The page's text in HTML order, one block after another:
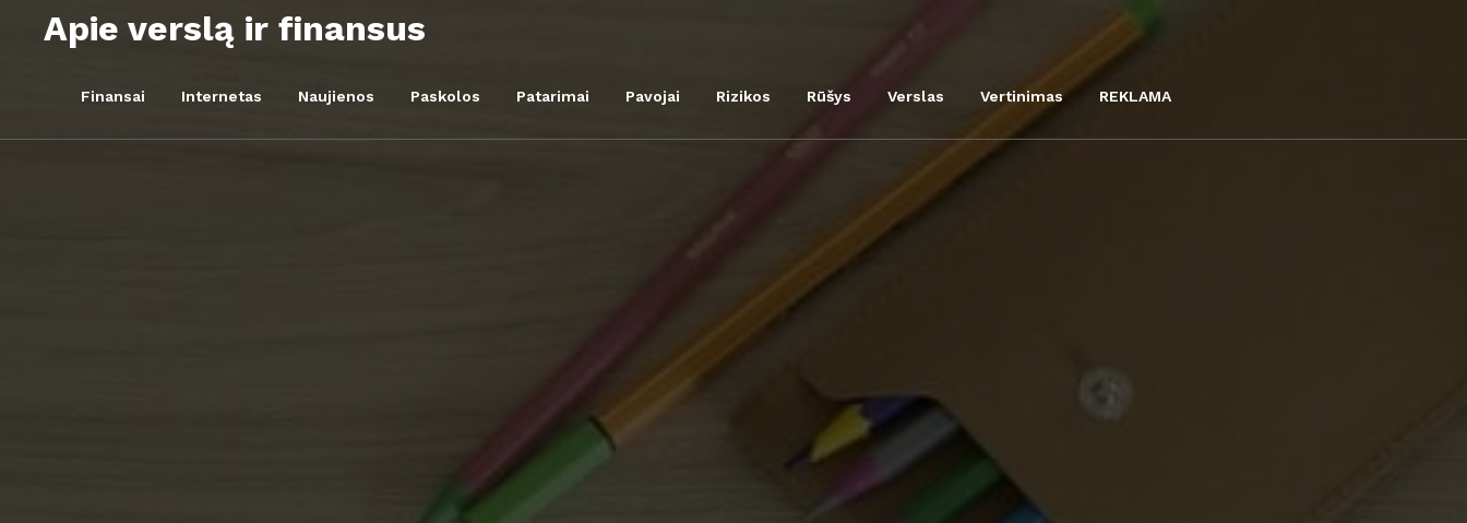
Apie verslą ir finansus
Finansai Internetas Naujienos Paskolos Patarimai Pavojai Rizikos Rūšys Verslas Vertinimas REKLAMA